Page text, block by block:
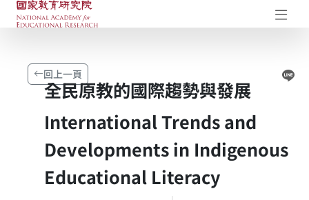
國家教育研究院-研究成果典藏庫
回上一頁
全民原教的國際趨勢與發展
International Trends and
Developments in Indigenous
Educational Literacy